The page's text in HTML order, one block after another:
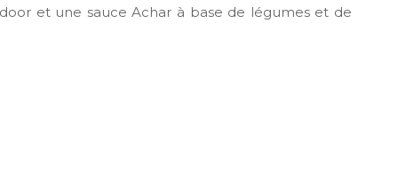
et une sauce Achar à base de légumes et de